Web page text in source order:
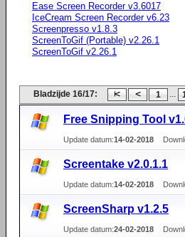
Ease Screen Recorder v3.6017
IceCream Screen Recorder v6.23
Screenpresso v1.8.3
ScreenToGif (Portable) v2.26.1
ScreenToGif v2.26.1
Bladzijde 16/17: 1 ...
Free Snipping Tool
Update datum:14-02-2018
Screentake v2.0.1.1
Update datum:14-02-2018
ScreenSharp v1.2.5
Update datum:24-02-2018